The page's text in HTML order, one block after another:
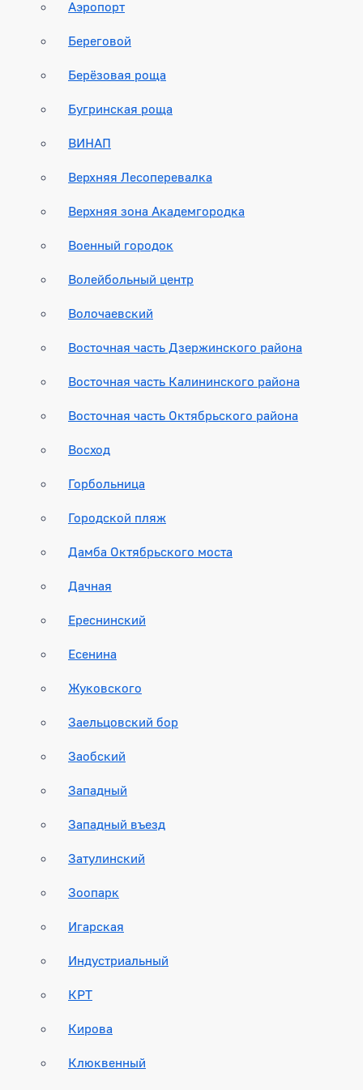
Аэропорт
Береговой
Берёзовая роща
Бугринская роща
ВИНАП
Верхняя Лесоперевалка
Верхняя зона Академгородка
Военный городок
Волейбольный центр
Волочаевский
Восточная часть Дзержинского района
Восточная часть Калининского района
Восточная часть Октябрьского района
Восход
Горбольница
Городской пляж
Дамба Октябрьского моста
Дачная
Ереснинский
Есенина
Жуковского
Заельцовский бор
Заобский
Западный
Западный въезд
Затулинский
Зоопарк
Игарская
Индустриальный
КРТ
Кирова
Клюквенный